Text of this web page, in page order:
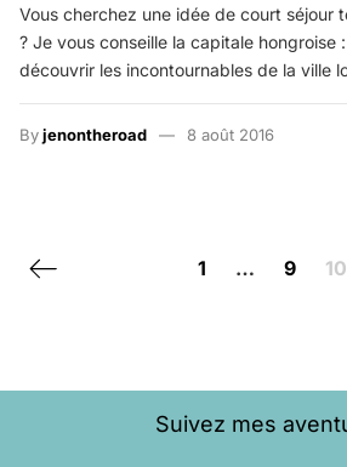
Vous cherchez une idée de court séjour
? Je vous conseille la capitale hongroise
découvrir les incontournables de la ville
Byjenontheroad 8 août 2016
Posts navigation
Previous page 1 … 9 10
Suivez mes